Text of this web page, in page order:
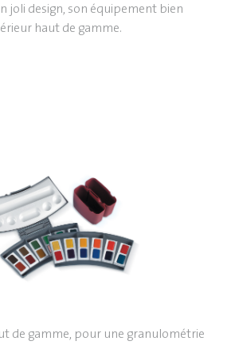
joli design, son équipement bien
haut de gamme.
de gamme, pour une granulométrie